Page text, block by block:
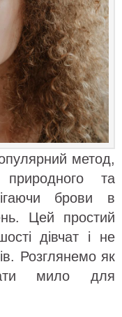
метод,
та
брови в
Цей простий
дівчат і не
Розглянемо як
мило для